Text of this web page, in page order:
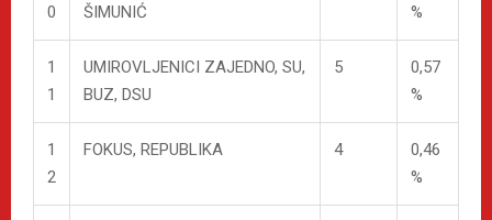
0
ŠIMUNIĆ
%
1
1
UMIROVLJENICI ZAJEDNO, SU,
BUZ, DSU
5
0,57
%
1
2
FOKUS, REPUBLIKA 4
0,46
%